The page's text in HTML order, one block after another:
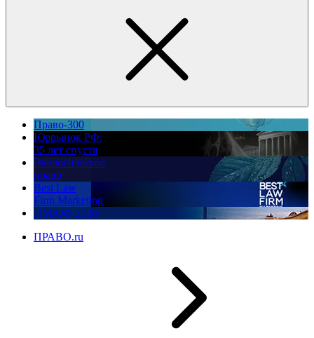
Право-300
Юррынок РФ:
35 лет спустя
Экологическое
право
Best Law
Firm Marketing
ПМЮФ 2026
ПРАВО.ru